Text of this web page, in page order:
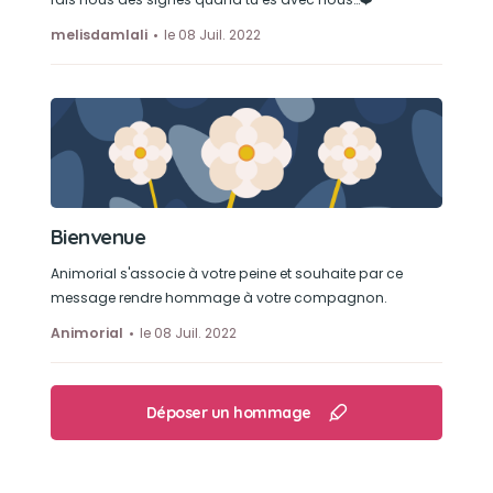
melisdamlali
le 08 Juil. 2022
Bienvenue
Animorial s'associe à votre peine et souhaite par ce
message rendre hommage à votre compagnon.
Animorial
le 08 Juil. 2022
Déposer un hommage